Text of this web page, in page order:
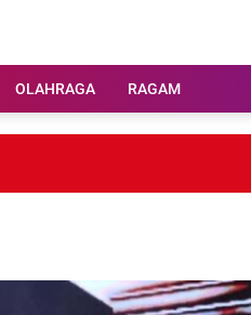
OLAHRAGA RAGAM